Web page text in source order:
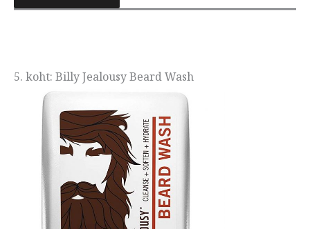
5. koht: Billy Jealousy Beard Wash